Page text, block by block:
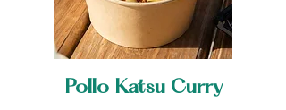
Pollo Katsu Curry